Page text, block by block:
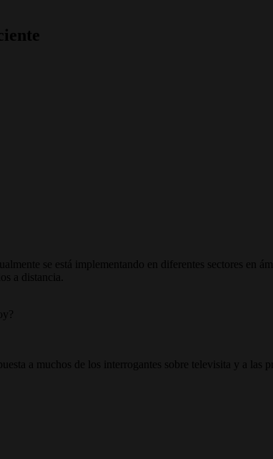
se está implementando en diferentes sectores en
a distancia.
a muchos de los interrogantes sobre televisita y a las